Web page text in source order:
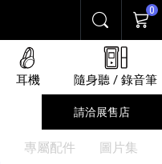
搜尋 購物
0
耳機 隨身聽 / 錄音筆
請洽展售店
專屬配件 圖片集